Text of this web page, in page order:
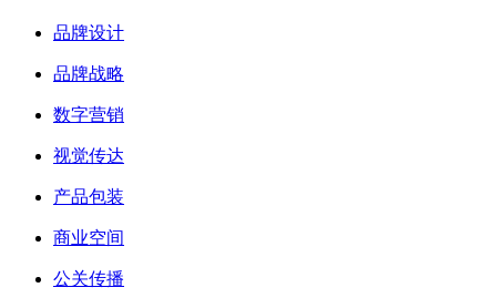
品牌设计
品牌战略
数字营销
视觉传达
产品包装
商业空间
公关传播